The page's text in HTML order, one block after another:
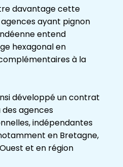
davantage cette
ayant pignon
entend
hexagonal en
à la
développé un contrat
des agences
indépendantes
en Bretagne,
et en région